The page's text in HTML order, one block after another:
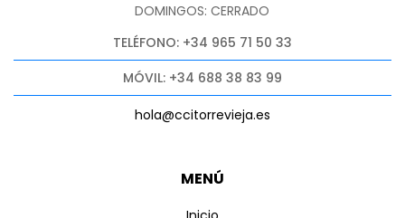
MENÚ
DOMINGOS: CERRADO
TELÉFONO: +34 965 71 50 33
MÓVIL: +34 688 38 83 99
hola@ccitorrevieja.es